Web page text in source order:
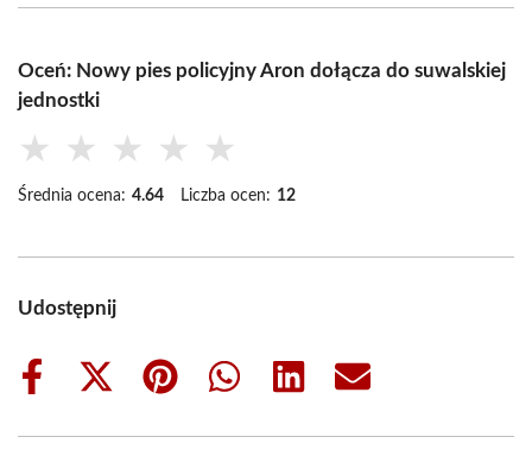
Oceń: Nowy pies policyjny Aron dołącza do suwalskiej
jednostki
★ ★ ★ ★ ★
Średnia ocena: 4.64 Liczba ocen: 12
Udostępnij
Share
Share
(Twitter)
Share
Share
Share
Share